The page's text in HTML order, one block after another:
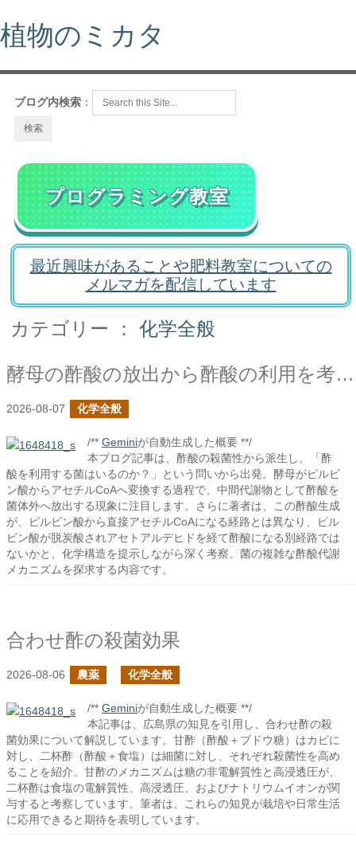
植物のミカタ
ブログ内検索 ：
プログラミング教室
最近興味があることや肥料教室についての
メルマガを配信しています
カテゴリー ： 化学全般
酵母の酢酸の放出から酢酸の利用を考える
2026-08-07 化学全般
/** Geminiが自動生成した概要 **/
本ブログ記事は、酢酸の殺菌性から派生し、「酢
酸を利用する菌はいるのか？」という問いから出発。酵母がピルビ
ン酸からアセチルCoAへ変換する過程で、中間代謝物として酢酸を
菌体外へ放出する現象に注目します。さらに著者は、この酢酸生成
が、ピルビン酸から直接アセチルCoAになる経路とは異なり、ピル
ビン酸が脱炭酸されアセトアルデヒドを経て酢酸になる別経路では
ないかと、化学構造を提示しながら深く考察。菌の複雑な酢酸代謝
メカニズムを探求する内容です。
合わせ酢の殺菌効果
2026-08-06 農薬 化学全般
/** Geminiが自動生成した概要 **/
本記事は、広島県の知見を引用し、合わせ酢の殺
菌効果について解説しています。甘酢（酢酸＋ブドウ糖）はカビに
対し、二杯酢（酢酸＋食塩）は細菌に対し、それぞれ殺菌性を高め
ることを紹介。甘酢のメカニズムは糖の非電解質性と高浸透圧が、
二杯酢は食塩の電解質性、高浸透圧、およびナトリウムイオンが関
与すると考察しています。筆者は、これらの知見が栽培や日常生活
に応用できると期待を表明しています。